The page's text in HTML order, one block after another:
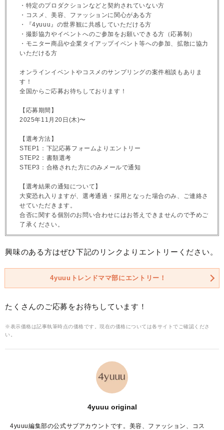
・特定のプロダクションなどと契約されていない方
・コスメ、美容、ファッションに関心がある方
・『4yuuu』の世界観に共感していただける方
・撮影協力やイベントへのご参加をお願いできる方（応募制）
・モニター商品や企業タイアップイベント等への参加、拡散に協力
いただける方
オンラインイベントやコスメのサンプリングの案件相談もありま
す！
全国からご応募お待ちしております！
【応募期間】
2025年11月20日(木)〜
【選考方法】
STEP1：下記応募フォームよりエントリー
STEP2：書類選考
STEP3：合格された方にのみメールで通知
【選考結果の通知について】
大変恐れ入りますが、選考通過・採用となった場合のみ、ご連絡さ
せていただきます。
合否に関する個別のお問い合わせにはお答えできませんので予めご
了承ください。
興味のある方はぜひ下記のリンクよりエントリーください。
4yuuuトレンドママ部にエントリー！
たくさんのご応募をお待ちしています！
※表示価格は記事執筆時点の価格です。現在の価格については各サイトでご確認くださ
い。
4yuuu original
4yuuu編集部の公式サブアカウントです。美容、ファッション、コス